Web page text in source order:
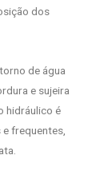
dos
de água
e sujeira
hidráulico é
frequentes,